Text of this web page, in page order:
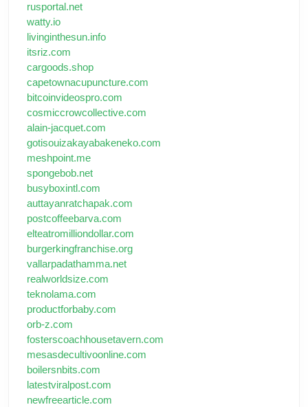
rusportal.net
watty.io
livinginthesun.info
itsriz.com
cargoods.shop
capetownacupuncture.com
bitcoinvideospro.com
cosmiccrowcollective.com
alain-jacquet.com
gotisouizakayabakeneko.com
meshpoint.me
spongebob.net
busyboxintl.com
auttayanratchapak.com
postcoffeebarva.com
elteatromilliondollar.com
burgerkingfranchise.org
vallarpadathamma.net
realworldsize.com
teknolama.com
productforbaby.com
orb-z.com
fosterscoachhousetavern.com
mesasdecultivoonline.com
boilersnbits.com
latestviralpost.com
newfreearticle.com